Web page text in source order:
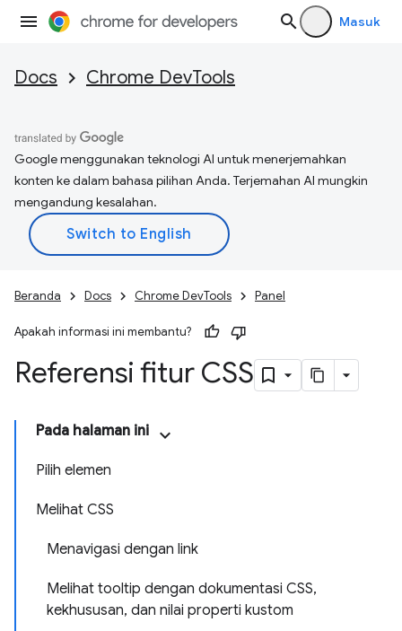
Masuk
Docs Chrome DevTools
Google menggunakan teknologi AI untuk menerjemahkan
konten ke dalam bahasa pilihan Anda. Terjemahan AI mungkin
mengandung kesalahan.
Beranda Docs Chrome DevTools Panel
Apakah informasi ini membantu?
Referensi fitur CSS
Pada halaman ini
Pilih elemen
Melihat CSS
Menavigasi dengan link
Melihat tooltip dengan dokumentasi CSS,
kekhususan, dan nilai properti kustom